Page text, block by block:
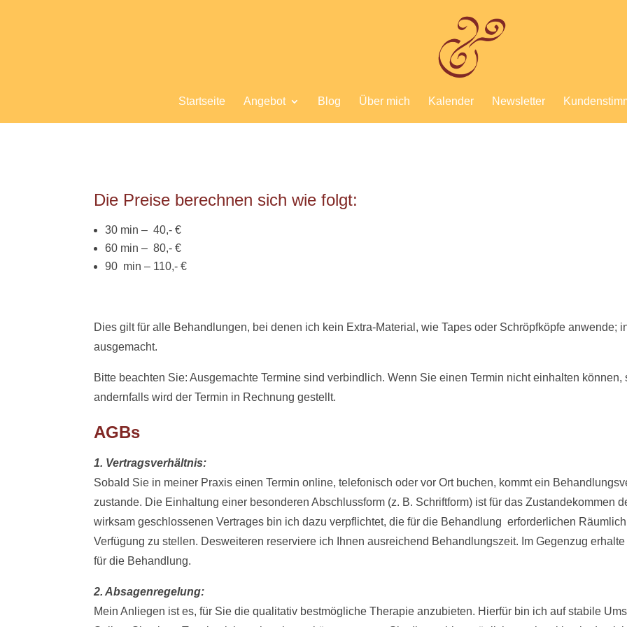
Startseite Angebot Blog Über mich Kalender Newsletter
Die Preise berechnen sich wie folgt:
30 min – 40,- €
60 min – 80,- €
90 min – 110,- €
Dies gilt für alle Behandlungen, bei denen ich kein Extra-Material, wie Tapes oder Schröpfköpfe anwende;
ausgemacht.
Bitte beachten Sie: Ausgemachte Termine sind verbindlich. Wenn Sie einen Termin nicht einhalten
andernfalls wird der Termin in Rechnung gestellt.
AGBs
1. Vertragsverhältnis:
Sobald Sie in meiner Praxis einen Termin online, telefonisch oder vor Ort buchen, kommt ein
zustande. Die Einhaltung einer besonderen Abschlussform (z. B. Schriftform) ist für das Zustandekommen
wirksam geschlossenen Vertrages bin ich dazu verpflichtet, die für die Behandlung erforderlichen
Verfügung zu stellen. Desweiteren reserviere ich Ihnen ausreichend Behandlungszeit. Im Gegenzug
für die Behandlung.
2. Absagenregelung:
Mein Anliegen ist es, für Sie die qualitativ bestmögliche Therapie anzubieten. Hierfür bin ich auf stabile